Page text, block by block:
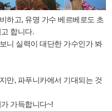
하고, 유명 가수 베르베로도 초
합니다.
니 실력이 대단한 가수인가 봐
만, 파푸니카에서 기대되는 것
가득합니다~!